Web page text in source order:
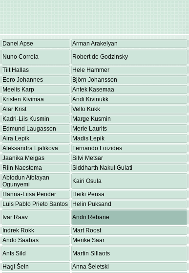
Danel Apse Arman Arakelyan
Nuno Correia Robert de Godzinsky
Tiit Hallas Hele Hammer
Eero Johannes Björn Johansson
Meelis Karp Antek Kasemaa
Kristen Kivimaa Andi Kivinukk
Alar Krist Vello Kukk
Kadri-Liis Kusmin Marge Kusmin
Edmund Laugasson Merle Laurits
Aira Lepik Madis Lepik
Aleksandra Ljalikova Fernando Loizides
Jaanika Meigas Silvi Metsar
Riin Naestema Siddharth Nakul Gulati
Abiodun Afolayan
Ogunyemi
Kairi Osula
Hanna-Liisa Pender Heiki Pensa
Luis Pablo Prieto Santos Helin Puksand
Ivar Raav Andri Rebane
Indrek Rokk Mart Roost
Ando Saabas Merike Saar
Ants Sild Martin Sillaots
Hagi Šein Anna Šeletski